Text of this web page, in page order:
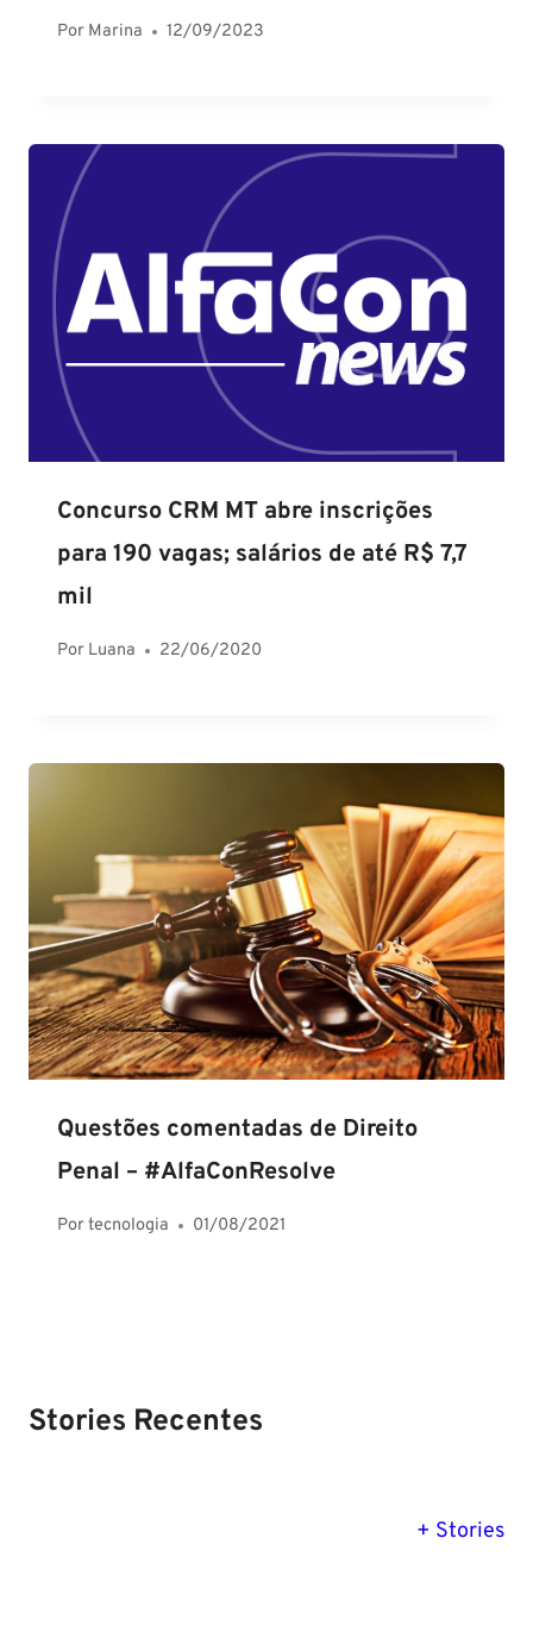
Por Marina 12/09/2023
Concurso CRM MT abre inscrições
para 190 vagas; salários de até R$ 7,7
mil
Por Luana 22/06/2020
Questões comentadas de Direito
Penal – #AlfaConResolve
Portecnologia 01/08/2021
Stories Recentes
+ Stories
MG: